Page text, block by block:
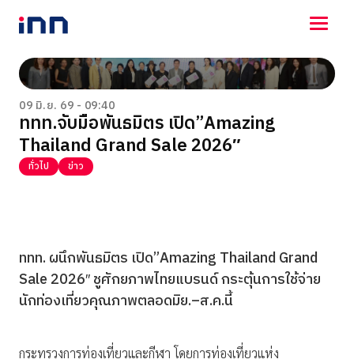
NEWS
ENTERTAINMENT
LIFESTYLE
HOROSCOPE
LOTTERY
VIDEO
09 มิ.ย. 69 - 09:40
ททท.จับมือพันธมิตร เปิด”Amazing
Thailand Grand Sale 2026″
ทั่วไป ข่าว
ททท. ผนึกพันธมิตร เปิด”Amazing Thailand Grand
Sale 2026″ ชูศักยภาพไทยแบรนด์ กระตุ้นการใช้จ่าย
นักท่องเที่ยวคุณภาพตลอดมิย.–ส.ค.นี้
กระทรวงการท่องเที่ยวและกีฬา โดยการท่องเที่ยวแห่ง